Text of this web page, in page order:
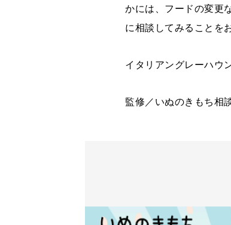
かには、フードの変更
に相談してみることを
イタリアングレーハ
監修／いぬのきもち